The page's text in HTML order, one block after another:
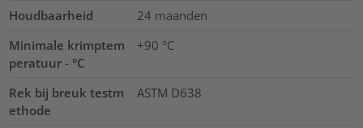
Houdbaarheid
24 maanden
Minimale krimptem
peratuur - °C
+90 °C
Rek bij breuk testm
ethode
ASTM D638